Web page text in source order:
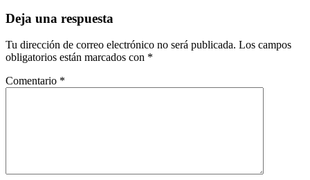
Deja una respuesta
Tu dirección de correo electrónico no será publicada. Los campos
obligatorios están marcados con *
Comentario *